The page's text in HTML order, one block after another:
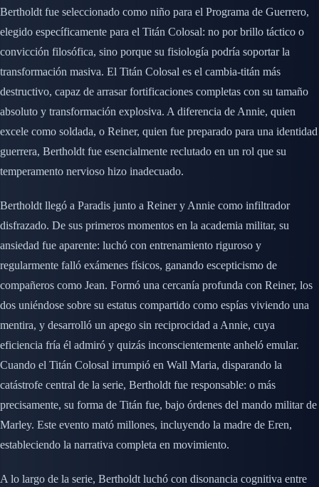
Bertholdt fue seleccionado como niño para el Programa de Guerrero,
elegido específicamente para el Titán Colosal: no por brillo táctico o
convicción filosófica, sino porque su fisiología podría soportar la
transformación masiva. El Titán Colosal es el cambia-titán más
destructivo, capaz de arrasar fortificaciones completas con su tamaño
absoluto y transformación explosiva. A diferencia de Annie, quien
excele como soldada, o Reiner, quien fue preparado para una identidad
guerrera, Bertholdt fue esencialmente reclutado en un rol que su
temperamento nervioso hizo inadecuado.
Bertholdt llegó a Paradis junto a Reiner y Annie como infiltrador
disfrazado. De sus primeros momentos en la academia militar, su
ansiedad fue aparente: luchó con entrenamiento riguroso y
regularmente falló exámenes físicos, ganando escepticismo de
compañeros como Jean. Formó una cercanía profunda con Reiner, los
dos uniéndose sobre su estatus compartido como espías viviendo una
mentira, y desarrolló un apego sin reciprocidad a Annie, cuya
eficiencia fría él admiró y quizás inconscientemente anheló emular.
Cuando el Titán Colosal irrumpió en Wall Maria, disparando la
catástrofe central de la serie, Bertholdt fue responsable: o más
precisamente, su forma de Titán fue, bajo órdenes del mando militar de
Marley. Este evento mató millones, incluyendo la madre de Eren,
estableciendo la narrativa completa en movimiento.
A lo largo de la serie, Bertholdt luchó con disonancia cognitiva entre